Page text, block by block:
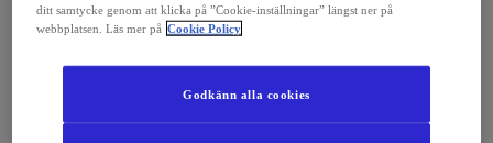
ditt samtycke genom att klicka på ”Cookie-inställningar” längst ner på
webbplatsen. Läs mer på Cookie Policy
Godkänn alla cookies